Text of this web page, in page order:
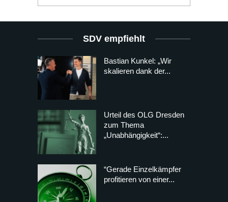
SDV empfiehlt
Bastian Kunkel: „Wir
skalieren dank der...
Urteil des OLG Dresden
zum Thema
„Unabhängigkeit“:...
“Gerade Einzelkämpfer
profitieren von einer...